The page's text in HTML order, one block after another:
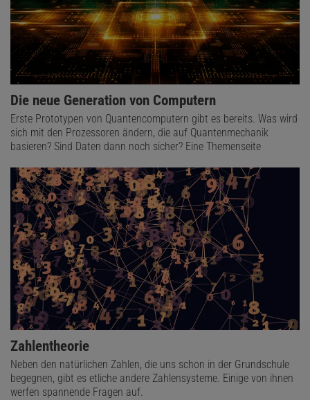
Die neue Generation von Computern
Erste Prototypen von Quantencomputern gibt es bereits. Was wird
sich mit den Prozessoren ändern, die auf Quantenmechanik
basieren? Sind Daten dann noch sicher? Eine Themenseite
Zahlentheorie
Neben den natürlichen Zahlen, die uns schon in der Grundschule
begegnen, gibt es etliche andere Zahlensysteme. Einige von ihnen
werfen spannende Fragen auf.